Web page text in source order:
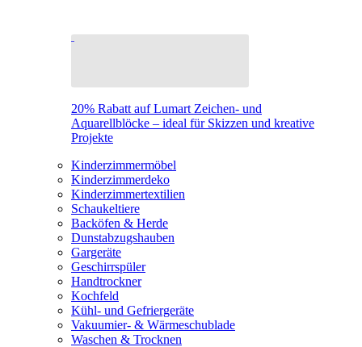
20% Rabatt auf Lumart Zeichen- und
Aquarellblöcke – ideal für Skizzen und kreative
Projekte
Kinderzimmermöbel
Kinderzimmerdeko
Kinderzimmertextilien
Schaukeltiere
Backöfen & Herde
Dunstabzugshauben
Gargeräte
Geschirrspüler
Handtrockner
Kochfeld
Kühl- und Gefriergeräte
Vakuumier- & Wärmeschublade
Waschen & Trocknen